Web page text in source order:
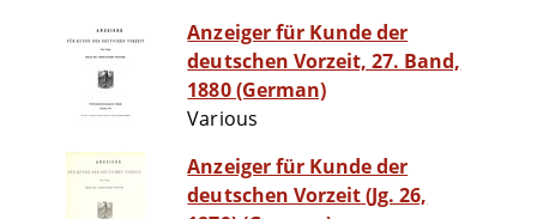
Anzeiger für Kunde der
deutschen Vorzeit, 27. Band,
1880 (German)
Various
Anzeiger für Kunde der
deutschen Vorzeit (Jg. 26,